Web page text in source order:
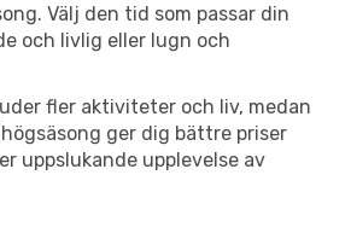
Välj den tid som passar din
och livlig eller lugn och
fler aktiviteter och liv, medan
ger dig bättre priser
uppslukande upplevelse av